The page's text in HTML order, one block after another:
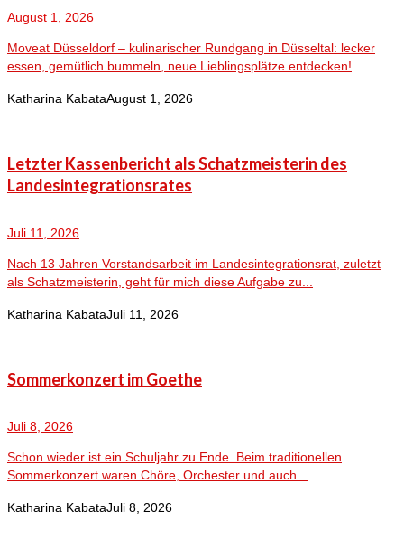
August 1, 2026
Moveat Düsseldorf – kulinarischer Rundgang in Düsseltal: lecker
essen, gemütlich bummeln, neue Lieblingsplätze entdecken!
Katharina KabataAugust 1, 2026
Letzter Kassenbericht als Schatzmeisterin des
Landesintegrationsrates
Juli 11, 2026
Nach 13 Jahren Vorstandsarbeit im Landesintegrationsrat, zuletzt
als Schatzmeisterin, geht für mich diese Aufgabe zu...
Katharina KabataJuli 11, 2026
Sommerkonzert im Goethe
Juli 8, 2026
Schon wieder ist ein Schuljahr zu Ende. Beim traditionellen
Sommerkonzert waren Chöre, Orchester und auch...
Katharina KabataJuli 8, 2026